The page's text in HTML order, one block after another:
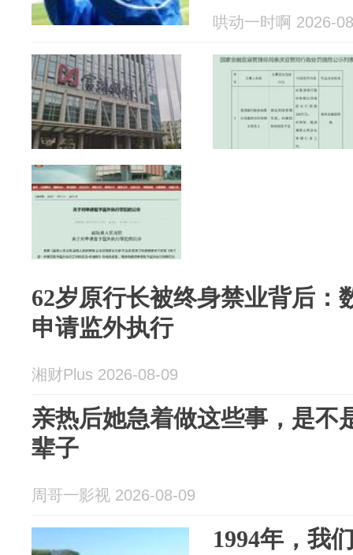
哄动一时啊 2026-
62岁原行长被终身禁业背后：
申请监外执行
湘财Plus 2026-08-09
亲热后她急着做这些事，是不
辈子
周哥一影视 2026-08-09
1994年，我